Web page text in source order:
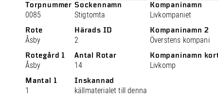
Torpnummer
0085
Rote
Åsby
Rotegård 1
Åsby
Mantal 1
1
Sockennamn
Stigtomta
Härads ID
2
Antal Rotar
14
Inskannad
källmaterialet till denna
Kompaninamn
Livkompaniet
Kompaninamn 2
Överstens kompani
Kompaninamn
Livkomp